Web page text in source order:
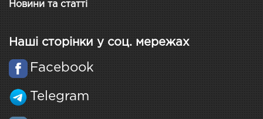
Новини та статті
Наші сторінки у соц. мережах
Facebook
Telegram